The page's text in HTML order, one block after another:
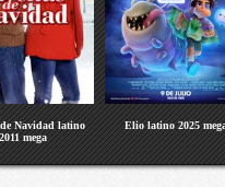
Navidad latino
2011 mega
Elio latino 2025